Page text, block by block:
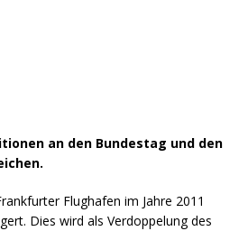
an den Bundestag und den
Flughafen im Jahre 2011
Dies wird als Verdoppelung des